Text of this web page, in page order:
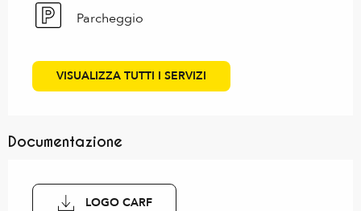
Parcheggio
VISUALIZZA TUTTI I SERVIZI
Documentazione
LOGO CARF